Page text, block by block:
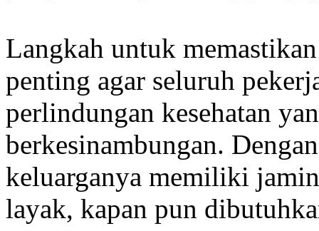
Langkah untuk
penting agar seluruh
perlindungan kesehatan
berkesinambungan.
keluarganya memiliki
layak, kapan pun